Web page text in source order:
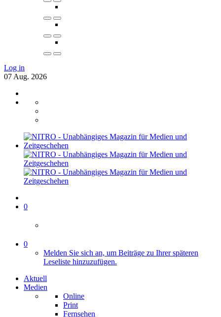
Log in
07 Aug. 2026
0
0
Melden Sie sich an, um Beiträge zu Ihrer späteren
Leseliste hinzuzufügen.
Aktuell
Medien
Online
Print
Fernsehen